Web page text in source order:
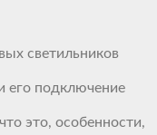
светильников
его подключение
это, особенности,